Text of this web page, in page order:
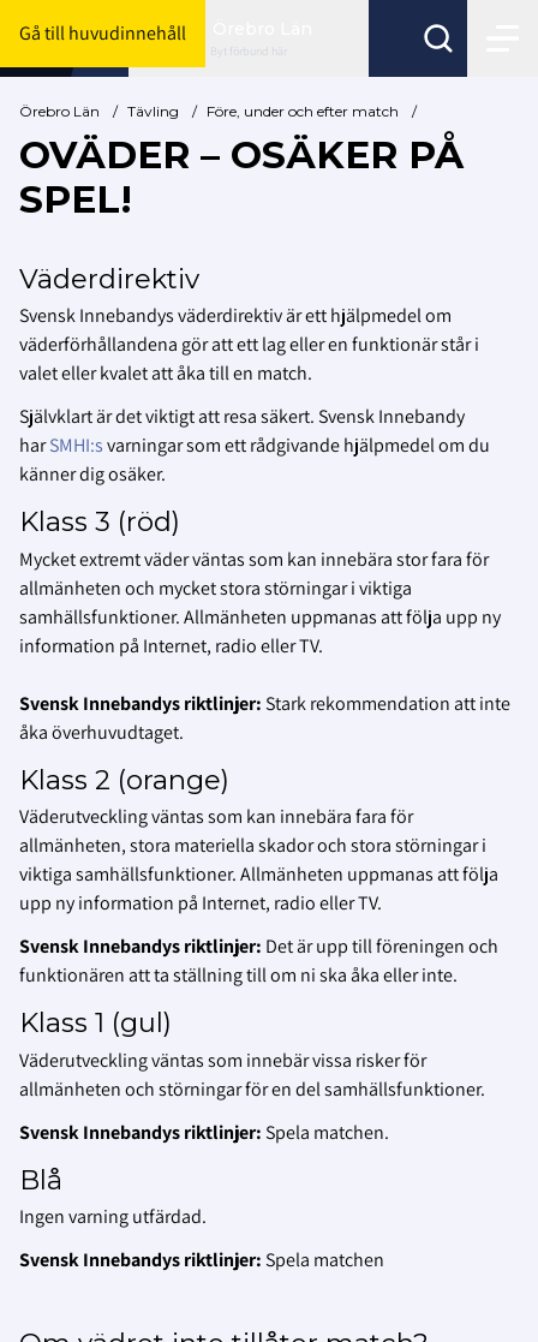
Gå till huvudinnehåll
Byt förbund här
Örebro Län / Tävling / Före, under och efter match /
OVÄDER – OSÄKER PÅ
SPEL!
Väderdirektiv
Svensk Innebandys väderdirektiv är ett hjälpmedel om
väderförhållandena gör att ett lag eller en funktionär står i
valet eller kvalet att åka till en match.
Självklart är det viktigt att resa säkert. Svensk Innebandy
harSMHI:svarningar som ett rådgivande hjälpmedel om du
känner dig osäker.
Klass 3 (röd)
Mycket extremt väder väntas som kan innebära stor fara för
allmänheten och mycket stora störningar i viktiga
samhällsfunktioner. Allmänheten uppmanas att följa upp ny
information på Internet, radio eller TV.
Svensk Innebandys riktlinjer:Stark rekommendation att inte
åka överhuvudtaget.
Klass 2 (orange)
Väderutveckling väntas som kan innebära fara för
allmänheten, stora materiella skador och stora störningar i
viktiga samhällsfunktioner. Allmänheten uppmanas att följa
upp ny information på Internet, radio eller TV.
Svensk Innebandys riktlinjer: Det är upp till föreningen och
funktionären att ta ställning till om ni ska åka eller inte.
Klass 1 (gul)
Väderutveckling väntas som innebär vissa risker för
allmänheten och störningar för en del samhällsfunktioner.
Svensk Innebandys riktlinjer:Spela matchen.
Blå
Ingen varning utfärdad.
Svensk Innebandys riktlinjer:Spela matchen